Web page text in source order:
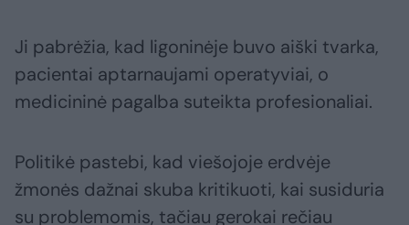
Ji pabrėžia, kad ligoninėje buvo aiški tvarka,
pacientai aptarnaujami operatyviai, o
medicininė pagalba suteikta profesionaliai.
Politikė pastebi, kad viešojoje erdvėje
žmonės dažnai skuba kritikuoti, kai susiduria
su problemomis, tačiau gerokai rečiau